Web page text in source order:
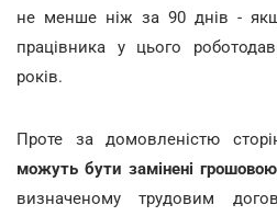
не менше ніж за 90 днів -
працівника у цього
років.
Проте за домовленістю
можуть бути замінені
визначеному трудовим